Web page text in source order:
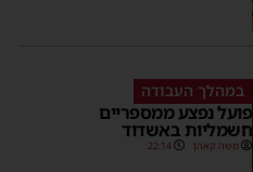
במהלך העבודה
פועל נפצע ממספריים
חשמליות באשדוד
משה קאהן 22:14